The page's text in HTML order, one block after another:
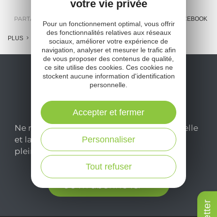
PARTAGER : FACEBOOK
PLUS
Ne manquez pas notre newsletter mensuelle
et laissez-vous inspirer pour profiter
pleinement de votre séjour en Aveyron.
Je m'abonne ici
votre vie privée
Pour un fonctionnement optimal, vous offrir
des fonctionnalités relatives aux réseaux
sociaux, améliorer votre expérience de
navigation, analyser et mesurer le trafic afin
de vous proposer des contenus de qualité,
ce site utilise des cookies. Ces cookies ne
stockent aucune information d'identification
personnelle.
Tout refuser
Personnaliser
Accepter et fermer